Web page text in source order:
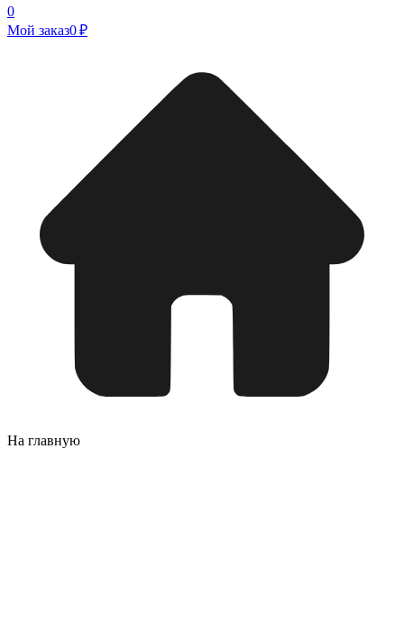
0
Мой заказ0 ₽
На главную